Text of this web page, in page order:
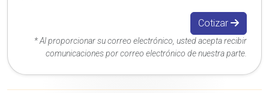
Cotizar
* Al proporcionar su correo electrónico, usted acepta recibir
comunicaciones por correo electrónico de nuestra parte.